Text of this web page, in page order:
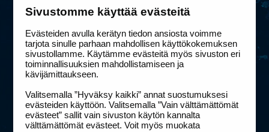
Sivustomme käyttää evästeitä
Evästeiden avulla kerätyn tiedon ansiosta voimme
tarjota sinulle parhaan mahdollisen käyttökokemuksen
sivustollamme. Käytämme evästeitä myös sivuston eri
toiminnallisuuksien mahdollistamiseen ja
kävijämittaukseen.
Valitsemalla ”Hyväksy kaikki” annat suostumuksesi
evästeiden käyttöön. Valitsemalla ”Vain välttämättömät
evästeet” sallit vain sivuston käytön kannalta
välttämättömät evästeet. Voit myös muokata
Sähköinen vikailmoitus
Vaihde
Puh. 020 586 11
etunimi.sukunimi@elenia.fi
Yhteystiedot ja laskutusosoitteet
Linkit